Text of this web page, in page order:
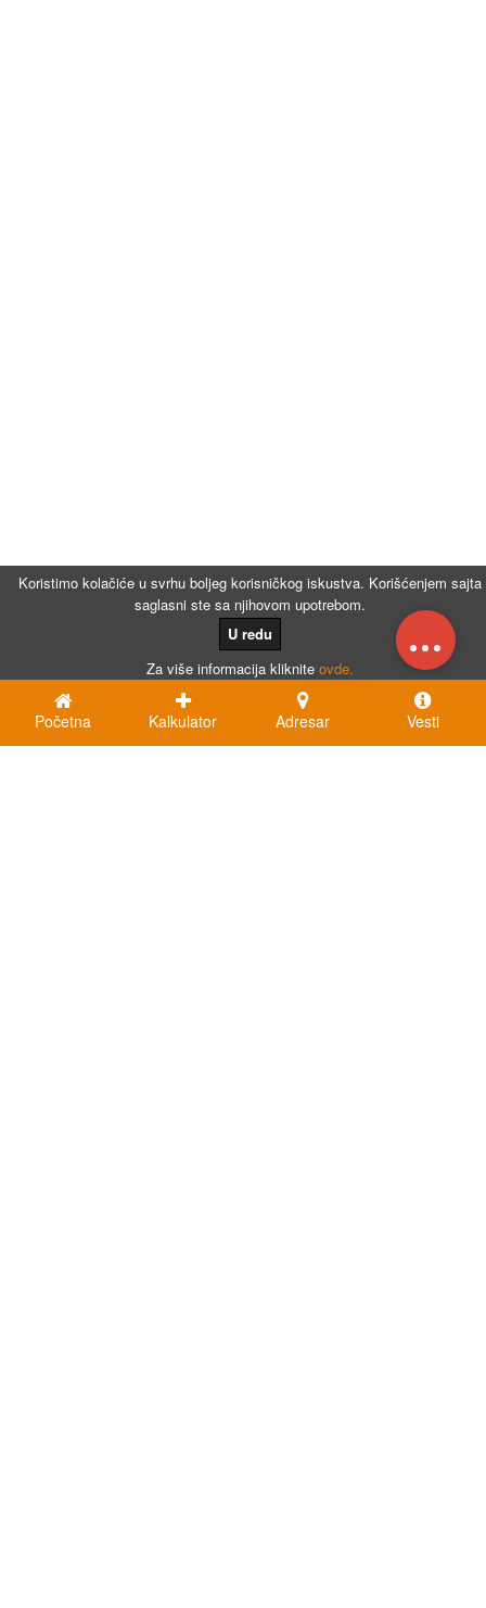
Koristimo kolačiće u svrhu boljeg korisničkog iskustva. Korišćenjem sajta
saglasni ste sa njihovom upotrebom.
U redu
Za više informacija kliknite ovde.
...
Početna Kalkulator Adresar Vesti